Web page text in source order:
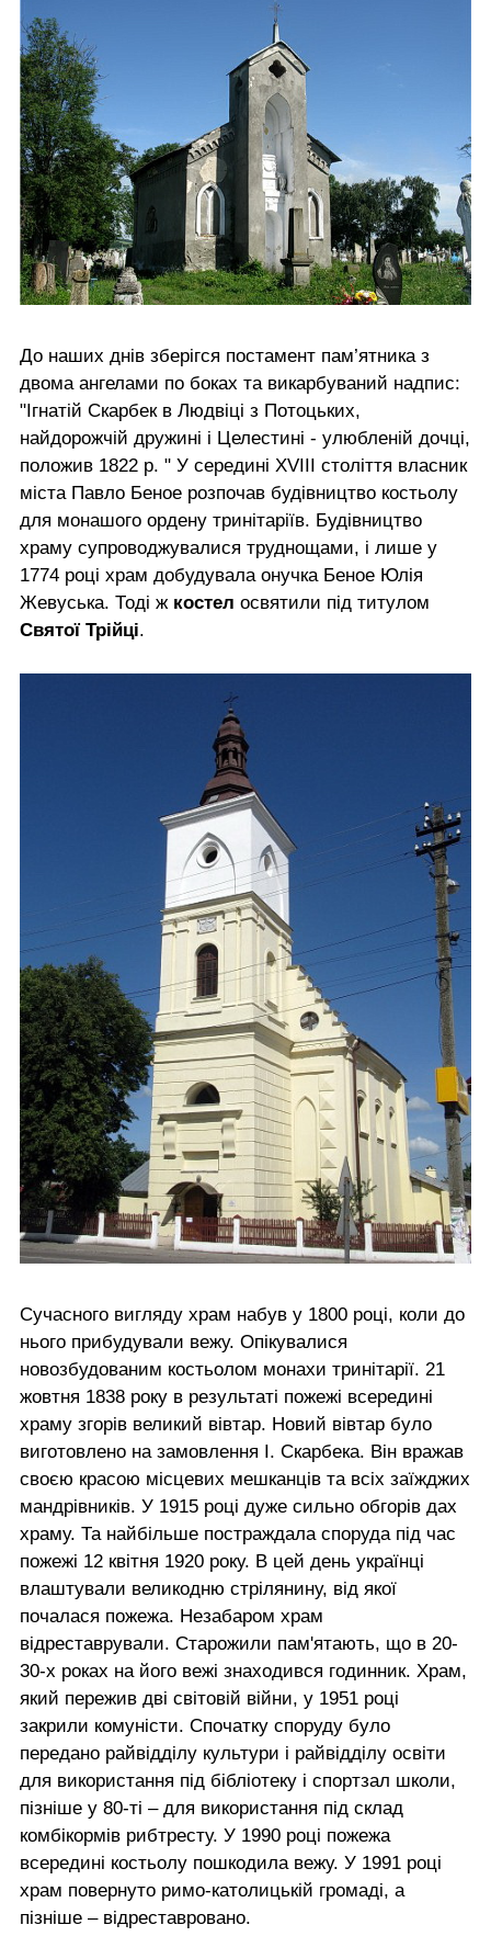
До наших днів зберігся постамент пам’ятника з
двома ангелами по боках та викарбуваний надпис:
"Ігнатій Скарбек в Людвіці з Потоцьких,
найдорожчій дружині і Целестині - улюбленій дочці,
положив 1822 р. " У середині XVIII століття власник
міста Павло Беное розпочав будівництво костьолу
для монашого ордену тринітаріїв. Будівництво
храму супроводжувалися труднощами, і лише у
1774 році храм добудувала онучка Беное Юлія
Жевуська. Тоді ж костел освятили під титулом
Святої Трійці.
Сучасного вигляду храм набув у 1800 році, коли до
нього прибудували вежу. Опікувалися
новозбудованим костьолом монахи тринітарії. 21
жовтня 1838 року в результаті пожежі всередині
храму згорів великий вівтар. Новий вівтар було
виготовлено на замовлення І. Скарбека. Він вражав
своєю красою місцевих мешканців та всіх заїжджих
мандрівників. У 1915 році дуже сильно обгорів дах
храму. Та найбільше постраждала споруда під час
пожежі 12 квітня 1920 року. В цей день українці
влаштували великодню стрілянину, від якої
почалася пожежа. Незабаром храм
відреставрували. Старожили пам'ятають, що в 20-
30-х роках на його вежі знаходився годинник. Храм,
який пережив дві світовій війни, у 1951 році
закрили комуністи. Спочатку споруду було
передано райвідділу культури і райвідділу освіти
для використання під бібліотеку і спортзал школи,
пізніше у 80-ті – для використання під склад
комбікормів рибтресту. У 1990 році пожежа
всередині костьолу пошкодила вежу. У 1991 році
храм повернуто римо-католицькій громаді, а
пізніше – відреставровано.